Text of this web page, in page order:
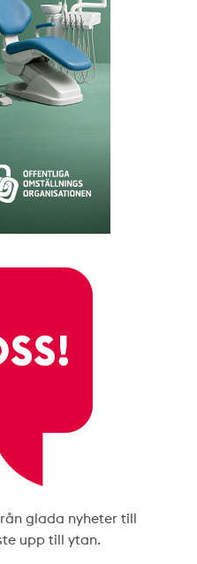
glada nyheter till
upp till ytan.